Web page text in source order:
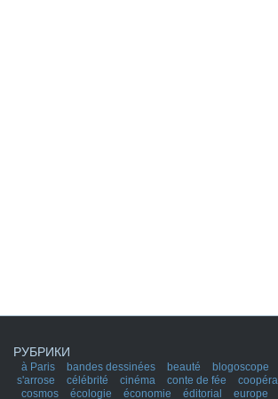
РУБРИКИ
à Paris bandes dessinées beauté blogoscope
s'arrose
célébrité cinéma conte de fée
cosmos
écologie économie éditorial europe